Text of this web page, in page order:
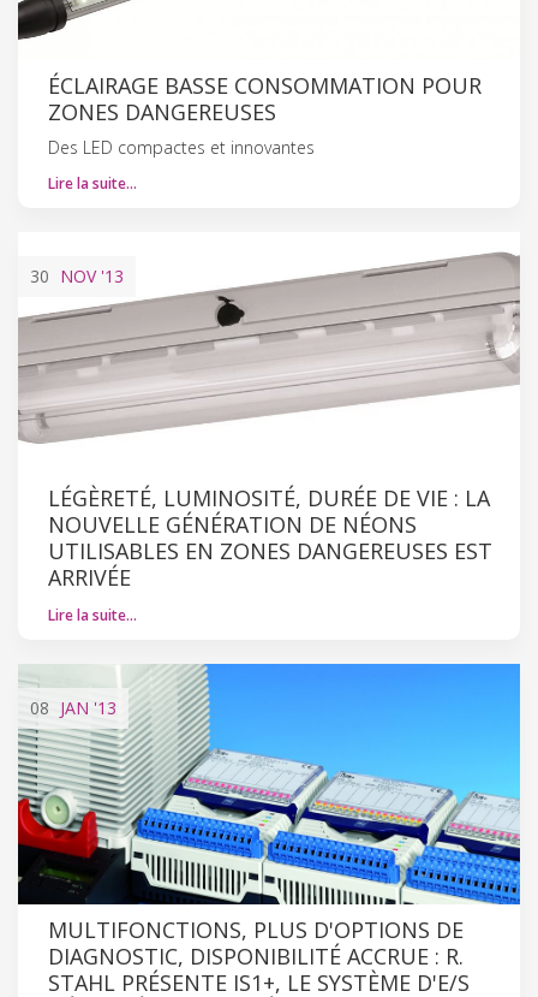
ÉCLAIRAGE BASSE CONSOMMATION POUR
ZONES DANGEREUSES
Des LED compactes et innovantes
Lire la suite…
30 NOV'13
LÉGÈRETÉ, LUMINOSITÉ, DURÉE DE VIE : LA
NOUVELLE GÉNÉRATION DE NÉONS
UTILISABLES EN ZONES DANGEREUSES EST
ARRIVÉE
Lire la suite…
08 JAN '13
MULTIFONCTIONS, PLUS D'OPTIONS DE
DIAGNOSTIC, DISPONIBILITÉ ACCRUE : R.
STAHL PRÉSENTE IS1+, LE SYSTÈME D'E/S